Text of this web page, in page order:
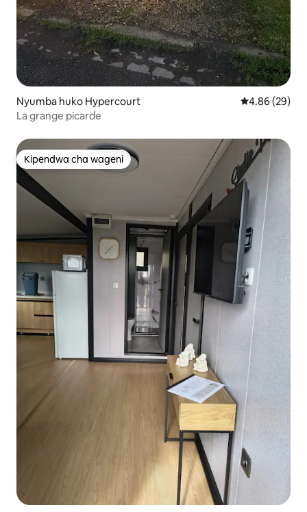
Nyumba huko Hypercourt Ukadiriaji wa
4.86 (29)
La grange picarde
Kipendwa cha wageni
Kipendwa cha wageni